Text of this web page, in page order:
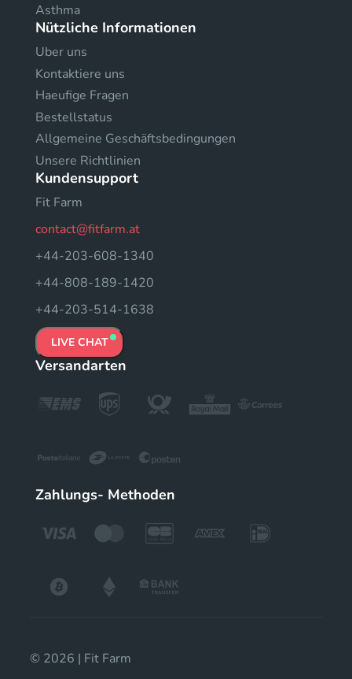
Asthma
Nützliche Informationen
Uber uns
Kontaktiere uns
Haeufige Fragen
Bestellstatus
Allgemeine Geschäftsbedingungen
Unsere Richtlinien
Kundensupport
Fit Farm
contact@fitfarm.at
+44-203-608-1340
+44-808-189-1420
+44-203-514-1638
LIVE CHAT
Versandarten
Zahlungs- Methoden
© 2026 | Fit Farm